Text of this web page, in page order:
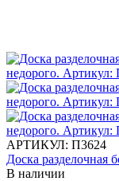
АРТИКУЛ: П3624
Доска разделочная
В наличии